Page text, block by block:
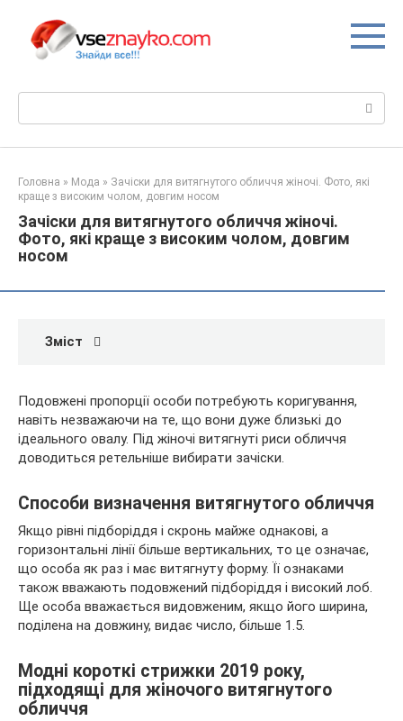
вмісту
Головна » Мода » Зачіски для витягнутого обличчя жіночі. Фото, які
краще з високим чолом, довгим носом
Зачіски для витягнутого обличчя жіночі.
Фото, які краще з високим чолом, довгим
носом
Зміст
Подовжені пропорції особи потребують коригування,
навіть незважаючи на те, що вони дуже близькі до
ідеального овалу. Під жіночі витягнуті риси обличчя
доводиться ретельніше вибирати зачіски.
Способи визначення витягнутого обличчя
Якщо рівні підборіддя і скронь майже однакові, а
горизонтальні лінії більше вертикальних, то це означає,
що особа як раз і має витягнуту форму. Її ознаками
також вважають подовжений підборіддя і високий лоб.
Ще особа вважається видовженим, якщо його ширина,
поділена на довжину, видає число, більше 1.5.
Модні короткі стрижки 2019 року,
підходящі для жіночого витягнутого
обличчя